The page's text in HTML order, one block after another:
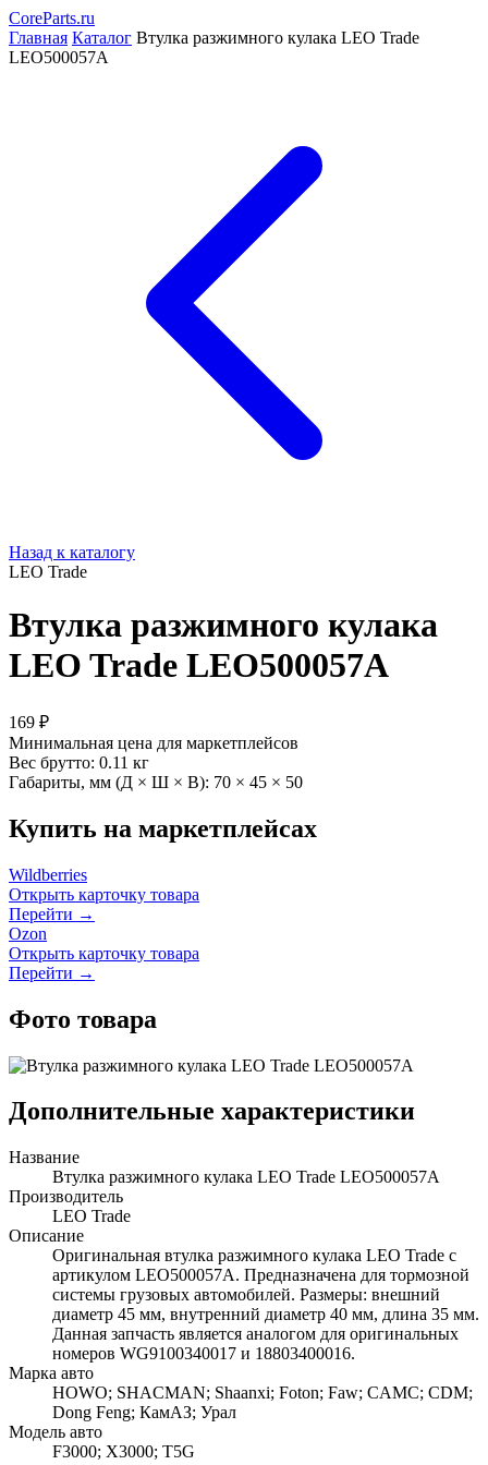
CoreParts.ru
Главная Каталог Втулка разжимного кулака LEO Trade
LEO500057A
Назад к каталогу
LEO Trade
Втулка разжимного кулака
LEO Trade LEO500057A
169 ₽
Минимальная цена для маркетплейсов
Вес брутто: 0.11 кг
Габариты, мм (Д × Ш × В): 70 × 45 × 50
Купить на маркетплейсах
Wildberries
Открыть карточку товара
Перейти →
Ozon
Открыть карточку товара
Перейти →
Фото товара
Дополнительные характеристики
Название
Втулка разжимного кулака LEO Trade LEO500057A
Производитель
LEO Trade
Описание
Оригинальная втулка разжимного кулака LEO Trade с
артикулом LEO500057A. Предназначена для тормозной
системы грузовых автомобилей. Размеры: внешний
диаметр 45 мм, внутренний диаметр 40 мм, длина 35 мм.
Данная запчасть является аналогом для оригинальных
номеров WG9100340017 и 18803400016.
Марка авто
HOWO; SHACMAN; Shaanxi; Foton; Faw; CAMC; CDM;
Dong Feng; КамАЗ; Урал
Модель авто
F3000; X3000; T5G